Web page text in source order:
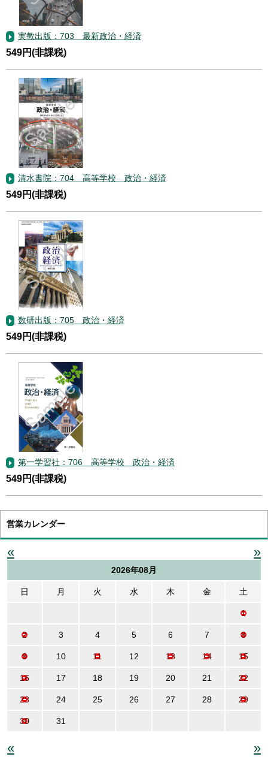
実教出版：703 最新政治・経済
549円(非課税)
清水書院：704 高等学校 政治・経済
549円(非課税)
数研出版：705 政治・経済
549円(非課税)
第一学習社：706 高等学校 政治・経済
549円(非課税)
営業カレンダー
« »
2026年08月
日 月 火 水 木 金 土
1
2 3 4 5 6 7 8
9 10 11 12 13 14 15
16 17 18 19 20 21 22
23 24 25 26 27 28 29
30 31
« »